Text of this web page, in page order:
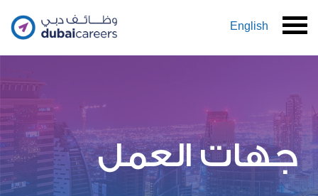
English
جهات العمل